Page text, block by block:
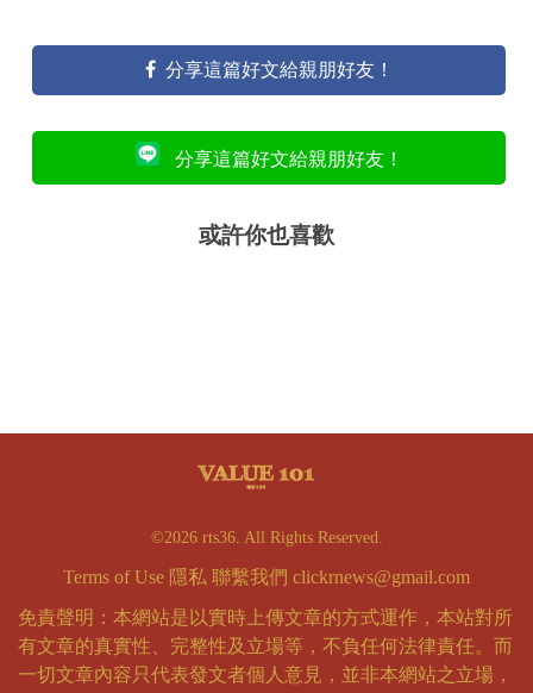
分享這篇好文給親朋好友！
分享這篇好文給親朋好友！
或許你也喜歡
©2026 rts36. All Rights Reserved.
Terms of Use 隱私 聯繫我們 clickrnews@gmail.com
免責聲明：本網站是以實時上傳文章的方式運作，本站對所
有文章的真實性、完整性及立場等，不負任何法律責任。而
一切文章內容只代表發文者個人意見，並非本網站之立場，